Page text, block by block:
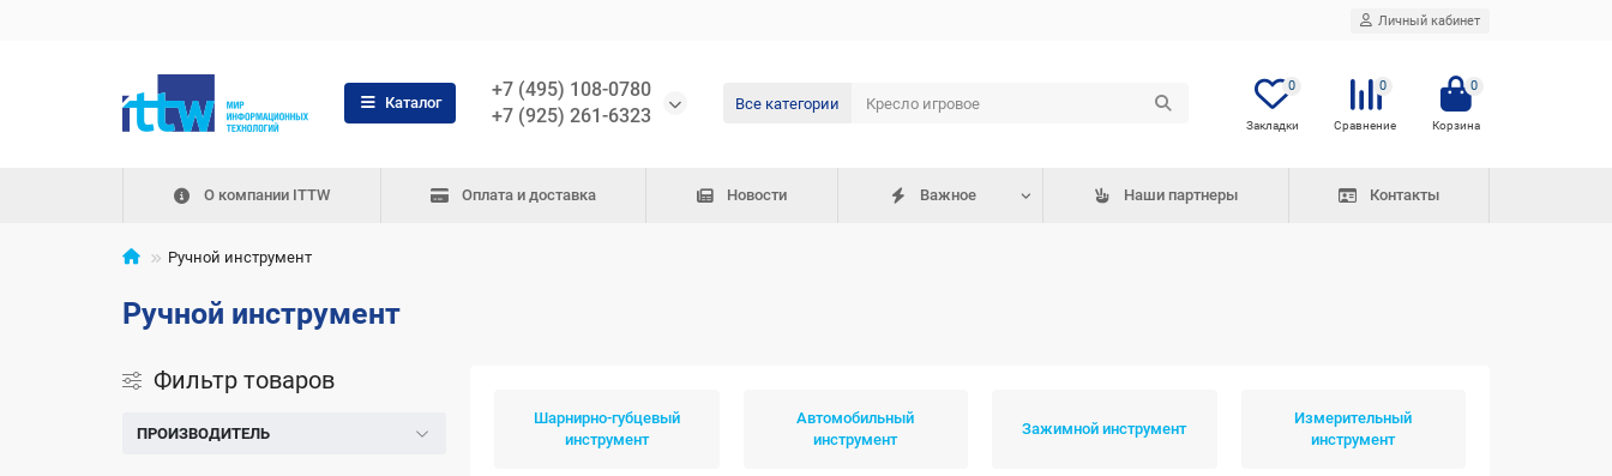
Личный кабинет
Каталог Все категории
+7 (495) 108-0780
+7 (925) 261-6323
0 0 0
О компании ITTW Оплата и доставка Новости Важное Наши партнеры Контакты
Ручной инструмент
Ручной инструмент
Фильтр товаров
ПРОИЗВОДИТЕЛЬ
Шарнирно-губцевый
инструмент
Автомобильный
инструмент
Зажимной инструмент
Измерительный
инструмент